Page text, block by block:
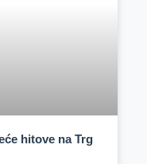
hitove na Trg